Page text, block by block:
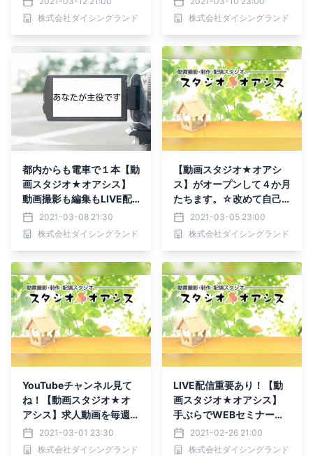
株式会社ダイシングランド
株式会社ダイシングランド
都内からも電車で１本【動
画スタジオ★オアシス】
動画撮影も編集もLIVE配
信も！！2021-03-08 21:30
株式会社ダイシングランド
【動画スタジオ★オアシ
ス】がオープンして４か月
たちます。☆改めて自己
紹介☆2021-03-05 23:00
株式会社ダイシングランド
YouTubeチャンネル見て
ね！【動画スタジオ★オ
アシス】求人動画を毎週配
信しています
2021-03-01 23:30
株式会社ダイシングランド
LIVE配信重要あり！【動
画スタジオ★オアシス】
手ぶらでWEBセミナーも
できます！
2021-02-26 21:00
株式会社ダイシングランド